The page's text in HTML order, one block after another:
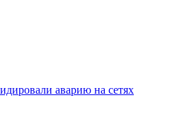
аварию на сетях